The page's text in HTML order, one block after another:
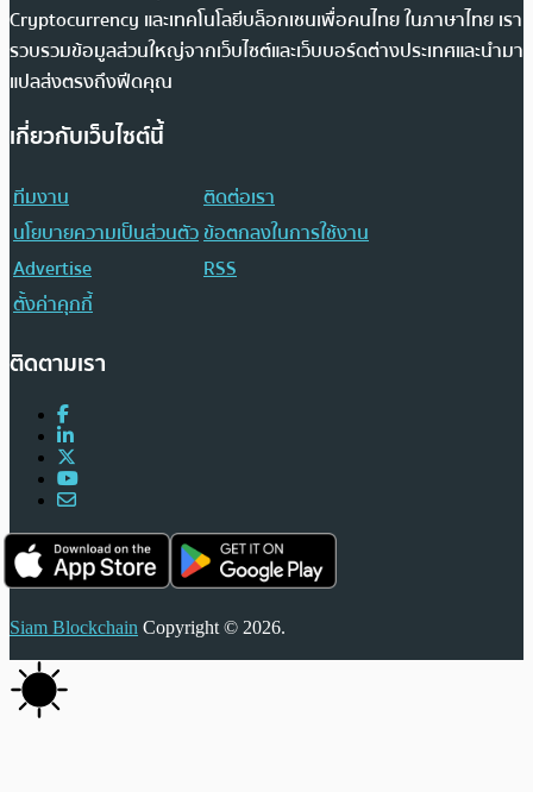
Cryptocurrency และเทคโนโลยีบล็อกเชนเพื่อคนไทย ในภาษาไทย เรา
รวบรวมข้อมูลส่วนใหญ่จากเว็บไซต์และเว็บบอร์ดต่างประเทศและนำมา
แปลส่งตรงถึงฟีดคุณ
เกี่ยวกับเว็บไซต์นี้
ทีมงาน
ติดต่อเรา
นโยบายความเป็นส่วนตัวข้อตกลงในการใช้งาน
Advertise
RSS
ตั้งค่าคุกกี้
ติดตามเรา
Siam Blockchain Copyright © 2026.